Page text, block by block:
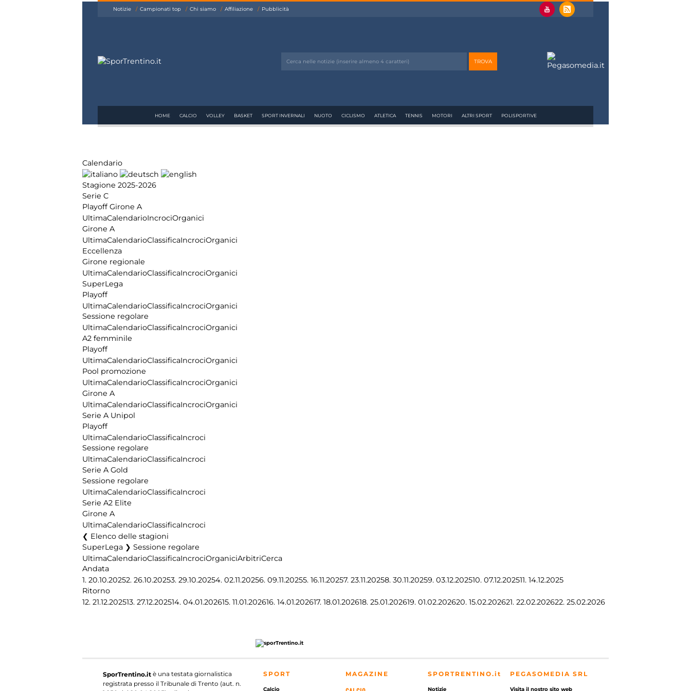
Notizie Campionati top Chi siamo Affiliazione Pubblicità
HOME CALCIO VOLLEY BASKET SPORT INVERNALI NUOTO CICLISMO ATLETICA TENNIS MOTORI ALTRI SPORT POLISPORTIVE
Calendario
Stagione 2025-2026
Serie C
Playoff Girone A
UltimaCalendarioIncrociOrganici
Girone A
UltimaCalendarioClassificaIncrociOrganici
Eccellenza
Girone regionale
UltimaCalendarioClassificaIncrociOrganici
SuperLega
Playoff
UltimaCalendarioClassificaIncrociOrganici
Sessione regolare
UltimaCalendarioClassificaIncrociOrganici
A2 femminile
Playoff
UltimaCalendarioClassificaIncrociOrganici
Pool promozione
UltimaCalendarioClassificaIncrociOrganici
Girone A
UltimaCalendarioClassificaIncrociOrganici
Serie A Unipol
Playoff
UltimaCalendarioClassificaIncroci
Sessione regolare
UltimaCalendarioClassificaIncroci
Serie A Gold
Sessione regolare
UltimaCalendarioClassificaIncroci
Serie A2 Elite
Girone A
UltimaCalendarioClassificaIncroci
Elenco delle stagioni
SuperLega ❯ Sessione regolare
UltimaCalendarioClassificaIncrociOrganiciArbitriCerca
Andata
1. 20.10.20252. 26.10.20253. 29.10.20254. 02.11.20256. 09.11.20255. 16.11.20257. 23.11.20258. 30.11.20259. 03.12.202510. 07.12.202511. 14.12.2025
Ritorno
12. 21.12.202513. 27.12.202514. 04.01.202615. 11.01.202616. 14.01.202617. 18.01.202618. 25.01.202619. 01.02.202620. 15.02.202621. 22.02.202622. 25.02.2026
SporTrentino.it è una testata giornalistica
registrata presso il Tribunale di Trento (aut. n.
SPORT
Calcio
MAGAZINE SPORTRENTINO.it
Notizie
PEGASOMEDIA SRL
Visita il nostro sito web